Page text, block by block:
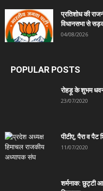
प्रतिशोध की
विधानसभा से
04/08/2026
POPULAR POSTS
रोहड़ू के शुभम
23/07/2020
पीटीए, पैरा व पैट
11/07/2020
शर्मनाक: छुट्टी